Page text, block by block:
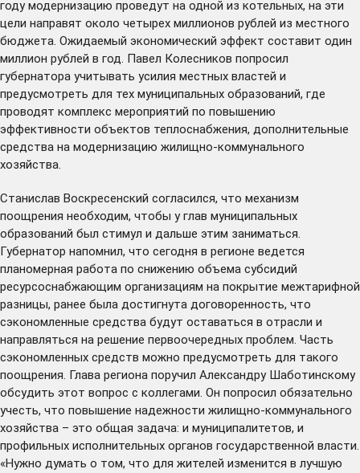
году модернизацию проведут на одной из котельных, на эти
цели направят около четырех миллионов рублей из местного
бюджета. Ожидаемый экономический эффект составит один
миллион рублей в год. Павел Колесников попросил
губернатора учитывать усилия местных властей и
предусмотреть для тех муниципальных образований, где
проводят комплекс мероприятий по повышению
эффективности объектов теплоснабжения, дополнительные
средства на модернизацию жилищно-коммунального
хозяйства.
Станислав Воскресенский согласился, что механизм
поощрения необходим, чтобы у глав муниципальных
образований был стимул и дальше этим заниматься.
Губернатор напомнил, что сегодня в регионе ведется
планомерная работа по снижению объема субсидий
ресурсоснабжающим организациям на покрытие межтарифной
разницы, ранее была достигнута договоренность, что
сэкономленные средства будут оставаться в отрасли и
направляться на решение первоочередных проблем. Часть
сэкономленных средств можно предусмотреть для такого
поощрения. Глава региона поручил Александру Шаботинскому
обсудить этот вопрос с коллегами. Он попросил обязательно
учесть, что повышение надежности жилищно-коммунального
хозяйства – это общая задача: и муниципалитетов, и
профильных исполнительных органов государственной власти.
«Нужно думать о том, что для жителей изменится в лучшую